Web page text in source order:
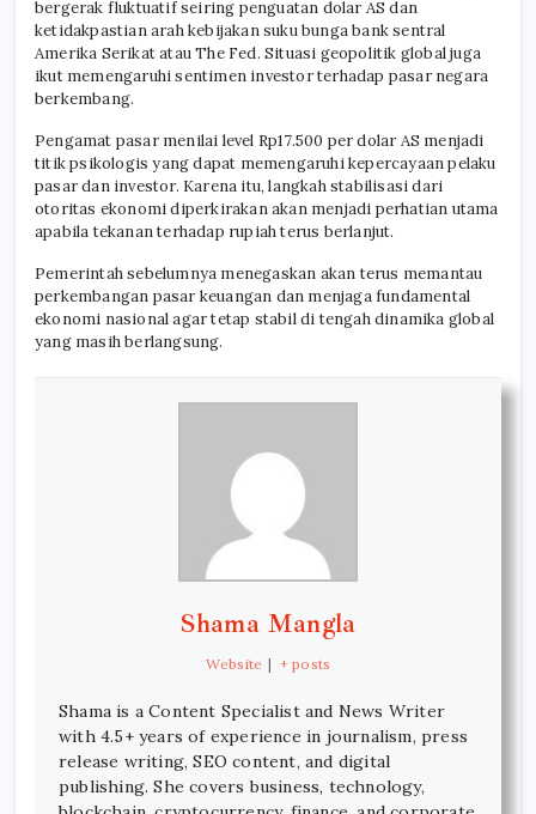
bergerak fluktuatif seiring penguatan dolar AS dan
ketidakpastian arah kebijakan suku bunga bank sentral
Amerika Serikat atau The Fed. Situasi geopolitik global juga
ikut memengaruhi sentimen investor terhadap pasar negara
berkembang.
Pengamat pasar menilai level Rp17.500 per dolar AS menjadi
titik psikologis yang dapat memengaruhi kepercayaan pelaku
pasar dan investor. Karena itu, langkah stabilisasi dari
otoritas ekonomi diperkirakan akan menjadi perhatian utama
apabila tekanan terhadap rupiah terus berlanjut.
Pemerintah sebelumnya menegaskan akan terus memantau
perkembangan pasar keuangan dan menjaga fundamental
ekonomi nasional agar tetap stabil di tengah dinamika global
yang masih berlangsung.
Shama Mangla
Website | + posts
Shama is a Content Specialist and News Writer
with 4.5+ years of experience in journalism, press
release writing, SEO content, and digital
publishing. She covers business, technology,